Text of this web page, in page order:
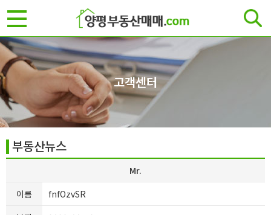
고객센터
부동산뉴스
Mr.
이름
fnfOzvSR